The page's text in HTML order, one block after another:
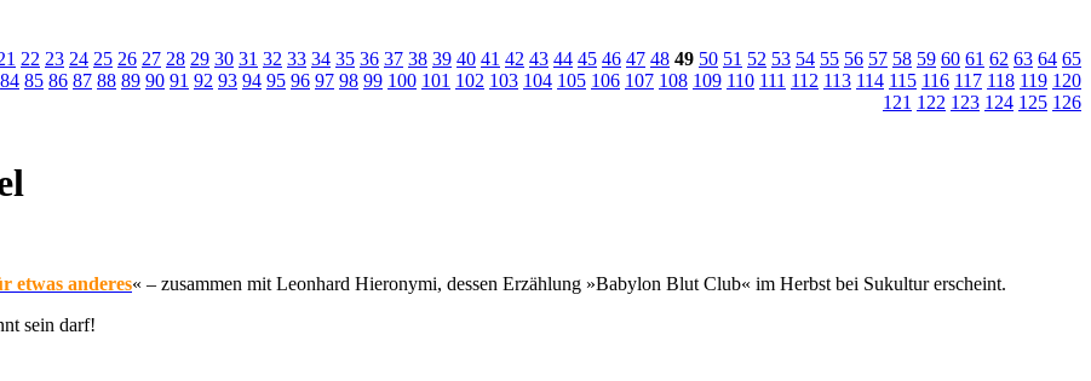
22 23 24 25 26 27 28 29 30 31 32 33 34 35 36 37 38 39 40 41 42 43 44 45 46 47 48 49 50 51 52 53 54 55 56 57 58 59 60 61 62 63 64 65
84 85 86 87 88 89 90 91 92 93 94 95 96 97 98 99 100 101 102 103 104 105 106 107 108 109 110 111 112 113 114 115 116 117 118 119 120
121 122 123 124 125 126
etwas anderes« – zusammen mit Leonhard Hieronymi, dessen Erzählung »Babylon Blut Club« im Herbst bei Sukultur erscheint.
sein darf!